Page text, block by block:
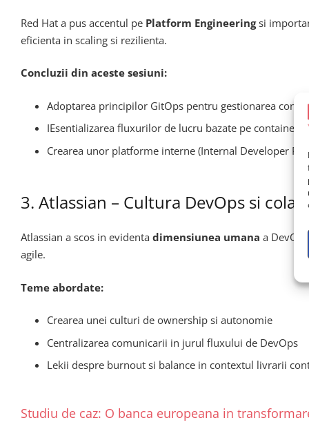
Red Hat a pus accentul pe Platform Engineeringsi
eficienta in scaling si rezilienta.
Concluzii din aceste sesiuni:
Adoptarea principilor GitOps pentru gestionarea
IEsentializarea fluxurilor de lucru bazate pe containere
Crearea unor platforme interne (Internal Developer
3. Atlassian – Cultura DevOps si
Atlassian a scos in evidenta dimensiunea umana a
agile.
Teme abordate:
Crearea unei culturi de ownership si autonomie
Centralizarea comunicarii in jurul fluxului de DevOps
Lekii despre burnout si balance in contextul livrarii
Studiu de caz: O banca europeana in